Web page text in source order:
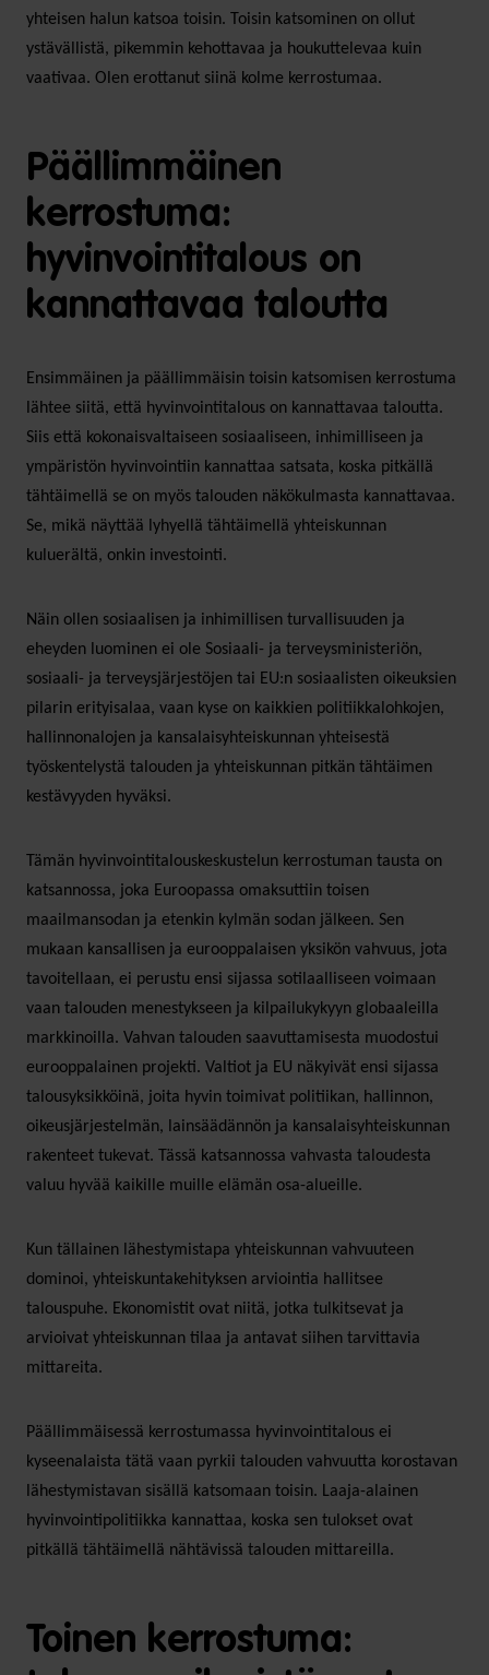
yhteisen halun katsoa toisin. Toisin katsominen on ollut
ystävällistä, pikemmin kehottavaa ja houkuttelevaa kuin
vaativaa. Olen erottanut siinä kolme kerrostumaa.
Päällimmäinen
kerrostuma:
hyvinvointitalous on
kannattavaa taloutta
Ensimmäinen ja päällimmäisin toisin katsomisen kerrostuma
lähtee siitä, että hyvinvointitalous on kannattavaa taloutta.
Siis että kokonaisvaltaiseen sosiaaliseen, inhimilliseen ja
ympäristön hyvinvointiin kannattaa satsata, koska pitkällä
tähtäimellä se on myös talouden näkökulmasta kannattavaa.
Se, mikä näyttää lyhyellä tähtäimellä yhteiskunnan
kuluerältä, onkin investointi.
Näin ollen sosiaalisen ja inhimillisen turvallisuuden ja
eheyden luominen ei ole Sosiaali- ja terveysministeriön,
sosiaali- ja terveysjärjestöjen tai EU:n sosiaalisten oikeuksien
pilarin erityisalaa, vaan kyse on kaikkien politiikkalohkojen,
hallinnonalojen ja kansalaisyhteiskunnan yhteisestä
työskentelystä talouden ja yhteiskunnan pitkän tähtäimen
kestävyyden hyväksi.
Tämän hyvinvointitalouskeskustelun kerrostuman tausta on
katsannossa, joka Euroopassa omaksuttiin toisen
maailmansodan ja etenkin kylmän sodan jälkeen. Sen
mukaan kansallisen ja eurooppalaisen yksikön vahvuus, jota
tavoitellaan, ei perustu ensi sijassa sotilaalliseen voimaan
vaan talouden menestykseen ja kilpailukykyyn globaaleilla
markkinoilla. Vahvan talouden saavuttamisesta muodostui
eurooppalainen projekti. Valtiot ja EU näkyivät ensi sijassa
talousyksikköinä, joita hyvin toimivat politiikan, hallinnon,
oikeusjärjestelmän, lainsäädännön ja kansalaisyhteiskunnan
rakenteet tukevat. Tässä katsannossa vahvasta taloudesta
valuu hyvää kaikille muille elämän osa-alueille.
Kun tällainen lähestymistapa yhteiskunnan vahvuuteen
dominoi, yhteiskuntakehityksen arviointia hallitsee
talouspuhe. Ekonomistit ovat niitä, jotka tulkitsevat ja
arvioivat yhteiskunnan tilaa ja antavat siihen tarvittavia
mittareita.
Päällimmäisessä kerrostumassa hyvinvointitalous ei
kyseenalaista tätä vaan pyrkii talouden vahvuutta korostavan
lähestymistavan sisällä katsomaan toisin. Laaja-alainen
hyvinvointipolitiikka kannattaa, koska sen tulokset ovat
pitkällä tähtäimellä nähtävissä talouden mittareilla.
Toinen kerrostuma: